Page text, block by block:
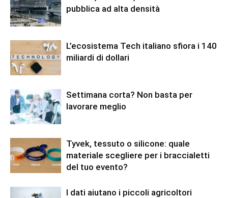
pubblica ad alta densità
L’ecosistema Tech italiano sfiora i 140
miliardi di dollari
Settimana corta? Non basta per
lavorare meglio
Tyvek, tessuto o silicone: quale
materiale scegliere per i braccialetti
del tuo evento?
I dati aiutano i piccoli agricoltori